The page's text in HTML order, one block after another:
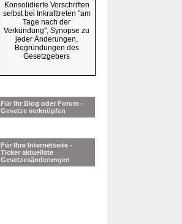
Konsolidierte Vorschriften
selbst bei Inkrafttreten "am
Tage nach der
Verkündung", Synopse zu
jeder Änderungen,
Begründungen des
Gesetzgebers
Für Ihr Blog oder Forum -
Gesetze verknüpfen
Für Ihre Internetseite -
Ticker aktuellste
Gesetzesänderungen